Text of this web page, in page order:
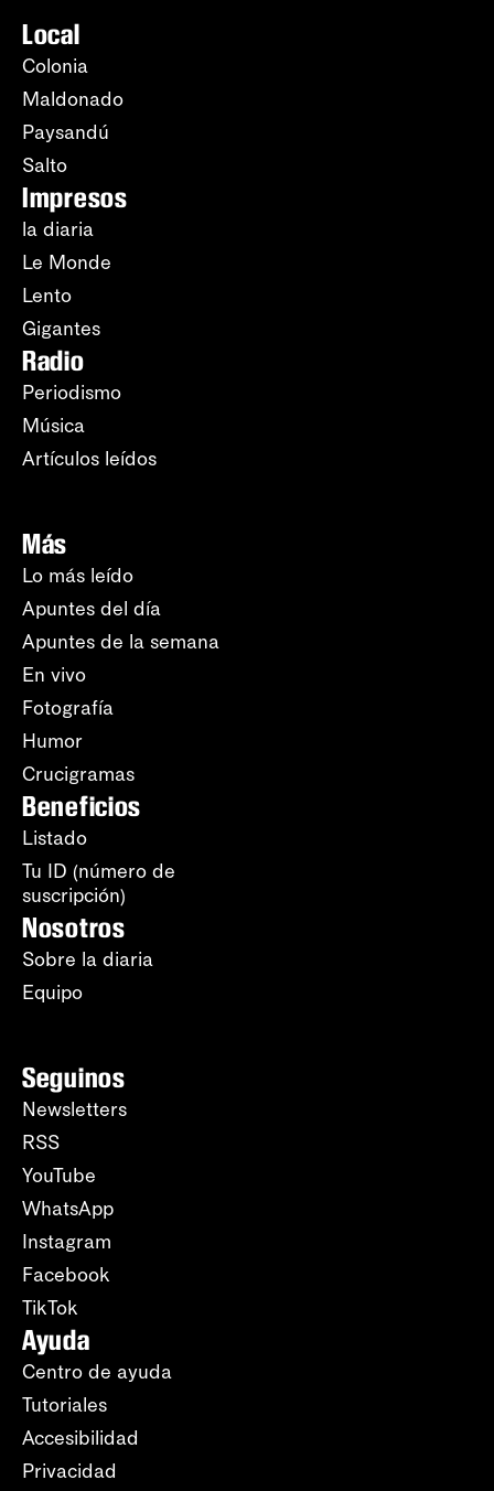
Local
Colonia
Maldonado
Paysandú
Salto
Impresos
la diaria
Le Monde
Lento
Gigantes
Radio
Periodismo
Música
Artículos leídos
Más
Lo más leído
Apuntes del día
Apuntes de la semana
En vivo
Fotografía
Humor
Crucigramas
Beneficios
Listado
Tu ID (número de
suscripción)
Nosotros
Sobre la diaria
Equipo
Seguinos
Newsletters
RSS
YouTube
WhatsApp
Instagram
Facebook
TikTok
Ayuda
Centro de ayuda
Tutoriales
Accesibilidad
Privacidad